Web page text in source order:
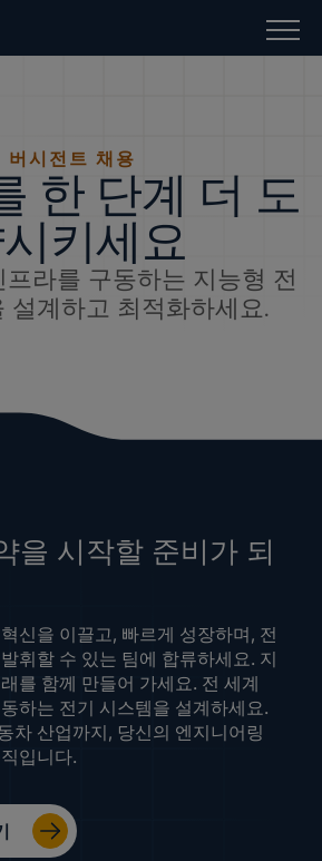
버시전트 채용
한 단계 더 도
키세요
라를 구동하는 지능형 전
설계하고 최적화하세요.
을 시작할 준비가 되
신을 이끌고, 빠르게 성장하며, 전
휘할 수 있는 팀에 합류하세요. 지
를 함께 만들어 가세요. 전 세계
하는 전기 시스템을 설계하세요.
차 산업까지, 당신의 엔지니어링
입니다.